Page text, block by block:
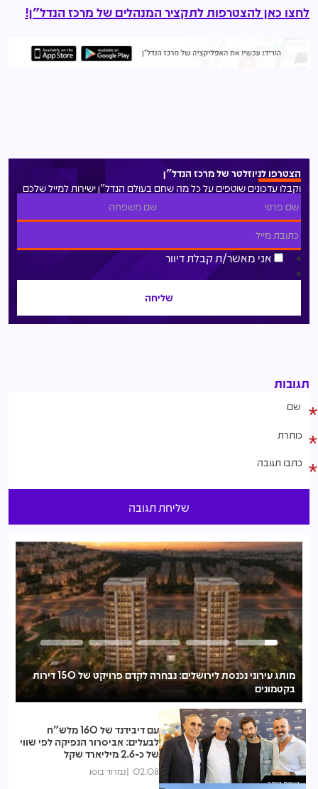
לחצו כאן להצטרפות לתקציר המנהלים של מרכז הנדל"ן!
הצטרפו לניוזלטר של מרכז הנדל"ן
וקבלו עדכונים שוטפים על כל מה שחם בעולם הנדל"ן ישירות למייל שלכם
אני מאשר/ת קבלת דיוור
תגובות
מותג עירוני נכנסת לירושלים: נבחרה לקדם פרויקט של 150 דירות
בקטמונים
נצפות ביותר
עם דיבידנד של 160 מלש"ח
לבעלים: אביסרור הנפיקה לפי שווי
של כ-2.6 מיליארד שקל
02.08 נמרוד בוסו